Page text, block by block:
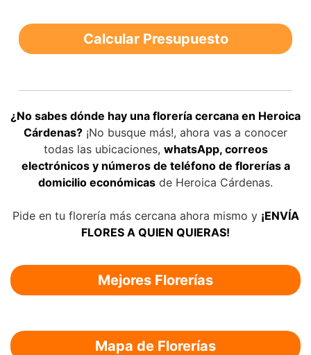
Calcular Presupuesto
¿No sabes dónde hay una florería cercana en Heroica
Cárdenas? ¡No busque más!, ahora vas a conocer
todas las ubicaciones, whatsApp, correos
electrónicos y números de teléfono de florerías a
domicilio económicas de Heroica Cárdenas.
Pide en tu florería más cercana ahora mismo y ¡ENVÍA
FLORES A QUIEN QUIERAS!
Mejores Florerías
Mapa de Florerías